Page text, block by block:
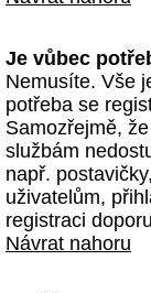
Je vůbec
Nemusíte. Vše
potřeba se
Samozřejmě,
službám
např.
uživatelům,
registraci
Návrat nahoru